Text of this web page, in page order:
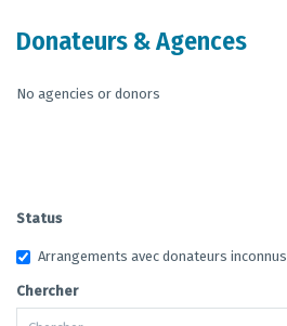
Donateurs & Agences
No agencies or donors
Status
Arrangements avec donateurs inconnus
Chercher